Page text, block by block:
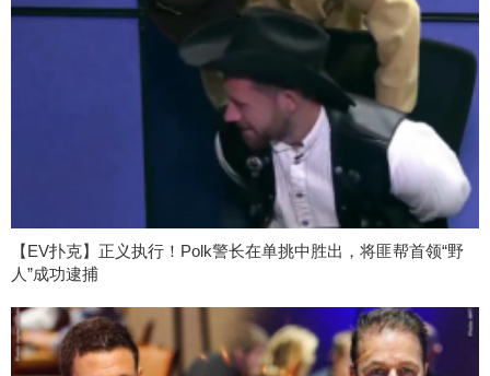
【EV扑克】正义执行！Polk警长在单挑中胜出，将匪帮首领“野
人”成功逮捕